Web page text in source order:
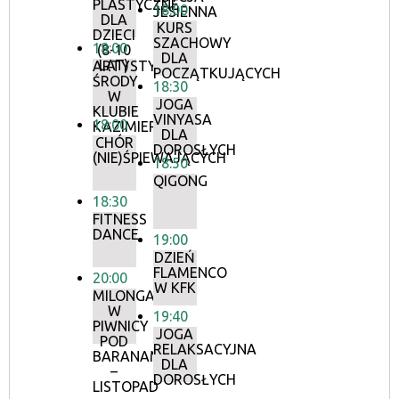
PLASTYCZNE
DLA
DZIECI
(8-10
LAT)
18:00
ARTYSTYCZNE
ŚRODY
W
KLUBIE
KAZIMIERZ
18:00
CHÓR
(NIE)ŚPIEWAJĄCYCH
18:30
FITNESS
DANCE
20:00
MILONGA
W
PIWNICY
POD
BARANAMI
–
LISTOPAD
JESIENNA
18:00
KURS
SZACHOWY
DLA
POCZĄTKUJĄCYCH
18:30
JOGA
VINYASA
DLA
DOROSŁYCH
18:50
QIGONG
19:00
DZIEŃ
FLAMENCO
W KFK
19:40
JOGA
RELAKSACYJNA
DLA
DOROSŁYCH